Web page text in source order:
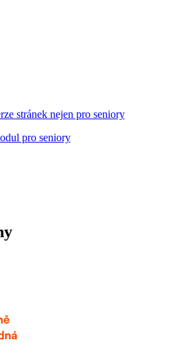
stránek nejen pro seniory